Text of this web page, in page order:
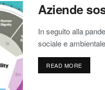
Aziende
In seguito alla
sociale e
READ MORE